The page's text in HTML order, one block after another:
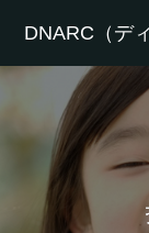
DNARC（デ